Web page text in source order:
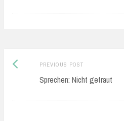
tut, wenn man jeden Tag das
Post
navigation
PREVIOUS POSTPrevious
post:
Sprechen: Nicht getraut